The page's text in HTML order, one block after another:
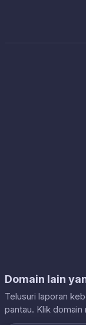
Domain lain
Telusuri laporan
pantau. Klik domain